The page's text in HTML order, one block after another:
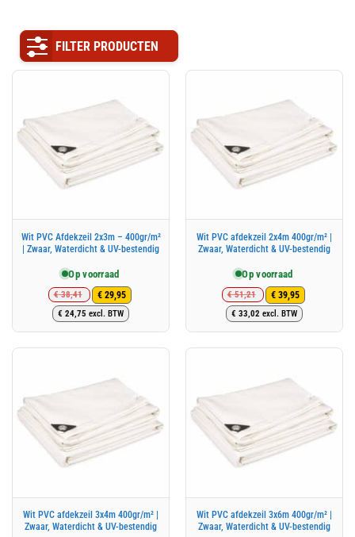
FILTER PRODUCTEN
Wit PVC Afdekzeil 2x3m – 400gr/m²
| Zwaar, Waterdicht & UV-bestendig
Op voorraad
€38,41
Oorspronkelijke
prijs
was:
€ 29,95
Huidige
prijs
is:
€ 24,75 excl. BTW
Wit PVC afdekzeil 2x4m 400gr/m² |
Zwaar, Waterdicht & UV-bestendig
Op voorraad
€51,21
Oorspronkelijke
prijs
was:
€ 39,95
Huidige
prijs
is:
€ 33,02 excl. BTW
Wit PVC afdekzeil 3x4m 400gr/m² |
Zwaar, Waterdicht & UV-bestendig
Wit PVC afdekzeil 3x6m 400gr/m² |
Zwaar, Waterdicht & UV-bestendig